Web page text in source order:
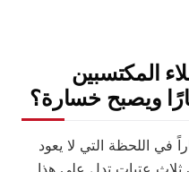
التي لا يعود
عتبات تدل على هذا